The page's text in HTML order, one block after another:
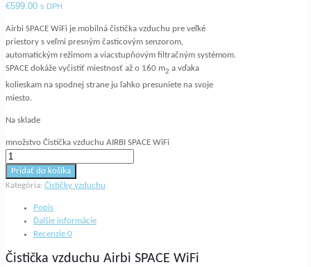
€599.00 s DPH
Airbi SPACE WiFi je mobilná čistička vzduchu pre veľké
priestory s veľmi presným časticovým senzorom,
automatickým režimom a viacstupňovým filtračným systémom.
SPACE dokáže vyčistiť miestnosť až o 160 m2 a vďaka
kolieskam na spodnej strane ju ľahko presuniete na svoje
miesto.
Na sklade
množstvo Čistička vzduchu AIRBI SPACE WiFi
Pridať do košíka
Kategória: Čističky vzduchu
Popis
Ďalšie informácie
Recenzie 0
Čistička vzduchu Airbi SPACE WiFi